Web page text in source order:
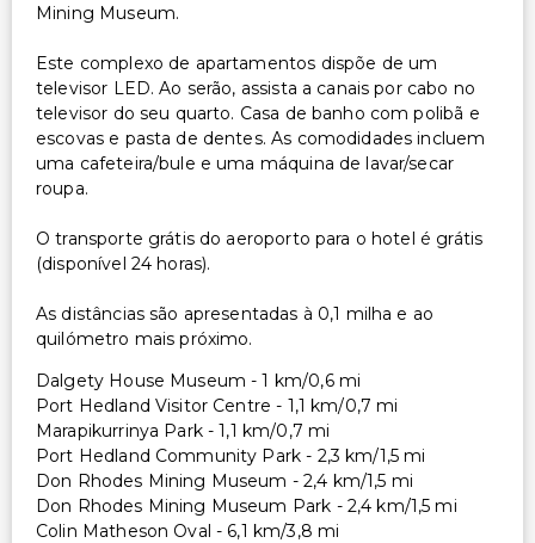
Mining Museum.
Este complexo de apartamentos dispõe de um
televisor LED. Ao serão, assista a canais por cabo no
televisor do seu quarto. Casa de banho com polibã e
escovas e pasta de dentes. As comodidades incluem
uma cafeteira/bule e uma máquina de lavar/secar
roupa.
O transporte grátis do aeroporto para o hotel é grátis
(disponível 24 horas).
As distâncias são apresentadas à 0,1 milha e ao
quilómetro mais próximo.
Dalgety House Museum - 1 km/0,6 mi
Port Hedland Visitor Centre - 1,1 km/0,7 mi
Marapikurrinya Park - 1,1 km/0,7 mi
Port Hedland Community Park - 2,3 km/1,5 mi
Don Rhodes Mining Museum - 2,4 km/1,5 mi
Don Rhodes Mining Museum Park - 2,4 km/1,5 mi
Colin Matheson Oval - 6,1 km/3,8 mi